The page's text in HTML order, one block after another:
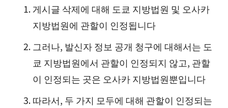
게시글 삭제에 대해 도쿄 지방법원 및 오사카
지방법원에 관할이 인정됩니다
그러나, 발신자 정보 공개 청구에 대해서는 도
쿄 지방법원에서 관할이 인정되지 않고, 관할
이 인정되는 곳은 오사카 지방법원뿐입니다
따라서, 두 가지 모두에 대해 관할이 인정되는